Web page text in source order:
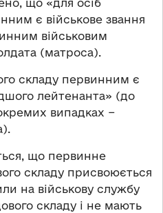
що «для осіб
є військове звання
військовим
(матроса).
складу первинним є
лейтенанта» (до
випадках −
що первинне
складу присвоюється
на військову службу
складу і не мають